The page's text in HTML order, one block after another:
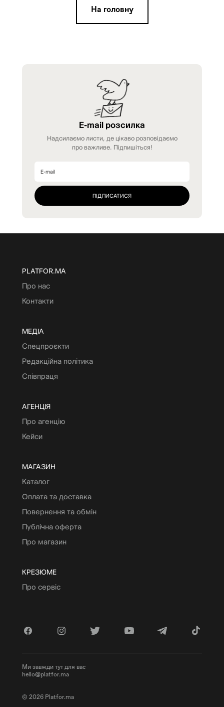
На головну
E-mail розсилка
Надсилаємо листи, де цікаво розповідаємо
про важливе. Підпишіться!
PLATFOR.MA
Про нас
Контакти
МЕДІА
Спецпроєкти
Редакційна політика
Співпраця
АГЕНЦІЯ
Про агенцію
Кейси
МАГАЗИН
Каталог
Оплата та доставка
Повернення та обмін
Публічна оферта
Про магазин
КРЕЗЮМЕ
Про сервіс
Ми завжди тут для вас
hello@platfor.ma
© 2026 Platfor.ma